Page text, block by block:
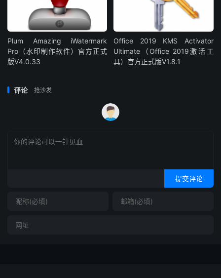
Plum Amazing iWatermark
Pro（水印制作软件）官方正式
版V4.0.33
Office 2019 KMS Activator
Ultimate（Office 2019激活工
具）官方正式版V1.8.1
评论 抢沙发
提交评论